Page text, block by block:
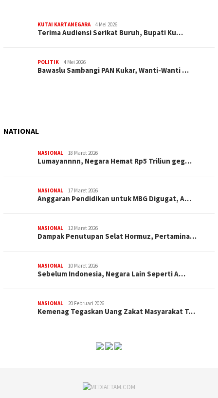
KUTAI KARTANEGARA 4 Mei 2026
Terima Audiensi Serikat Buruh, Bupati Ku…
POLITIK 4 Mei 2026
Bawaslu Sambangi PAN Kukar, Wanti-Wanti …
NATIONAL
NASIONAL 18 Maret 2026
Lumayannnn, Negara Hemat Rp5 Triliun geg…
NASIONAL 17 Maret 2026
Anggaran Pendidikan untuk MBG Digugat, A…
NASIONAL 12 Maret 2026
Dampak Penutupan Selat Hormuz, Pertamina…
NASIONAL 10 Maret 2026
Sebelum Indonesia, Negara Lain Seperti A…
NASIONAL 20 Februari 2026
Kemenag Tegaskan Uang Zakat Masyarakat T…